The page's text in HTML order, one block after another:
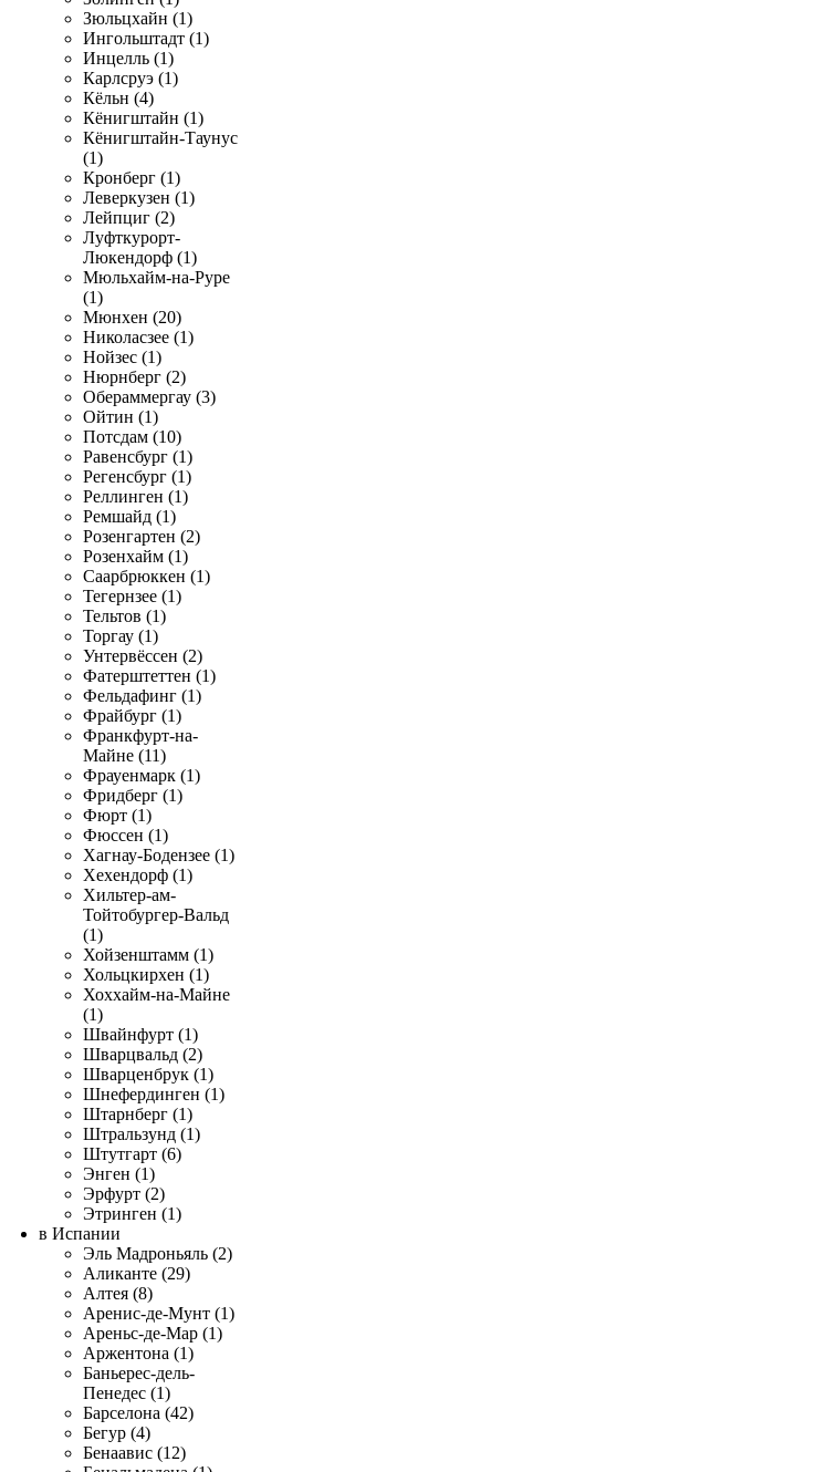
Зюльцхайн (1)
Ингольштадт (1)
Инцелль (1)
Карлсруэ (1)
Кёльн (4)
Кёнигштайн (1)
Кёнигштайн-Таунус
(1)
Кронберг (1)
Леверкузен (1)
Лейпциг (2)
Луфткурорт-
Люкендорф (1)
Мюльхайм-на-Руре
(1)
Мюнхен (20)
Николасзее (1)
Нойзес (1)
Нюрнберг (2)
Обераммергау (3)
Ойтин (1)
Потсдам (10)
Равенсбург (1)
Регенсбург (1)
Реллинген (1)
Ремшайд (1)
Розенгартен (2)
Розенхайм (1)
Саарбрюккен (1)
Тегернзее (1)
Тельтов (1)
Торгау (1)
Унтервёссен (2)
Фатерштеттен (1)
Фельдафинг (1)
Фрайбург (1)
Франкфурт-на-
Майне (11)
Фрауенмарк (1)
Фридберг (1)
Фюрт (1)
Фюссен (1)
Хагнау-Бодензее (1)
Хехендорф (1)
Хильтер-ам-
Тойтобургер-Вальд
(1)
Хойзенштамм (1)
Хольцкирхен (1)
Хоххайм-на-Майне
(1)
Швайнфурт (1)
Шварцвальд (2)
Шварценбрук (1)
Шнефердинген (1)
Штарнберг (1)
Штральзунд (1)
Штутгарт (6)
Энген (1)
Эрфурт (2)
Этринген (1)
в Испании
Эль Мадроньяль (2)
Аликанте (29)
Алтея (8)
Аренис-де-Мунт (1)
Ареньс-де-Мар (1)
Аржентона (1)
Баньерес-дель-
Пенедес (1)
Барселона (42)
Бегур (4)
Бенаавис (12)